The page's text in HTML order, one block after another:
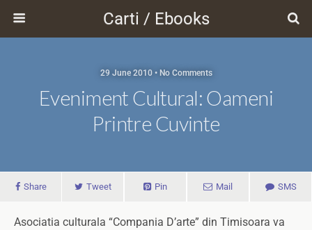
Carti / Ebooks
29 June 2010 • No Comments
Eveniment Cultural: Oameni
Printre Cuvinte
Share Tweet Pin Mail SMS
Asociatia culturala “Compania D’arte” din Timisoara va